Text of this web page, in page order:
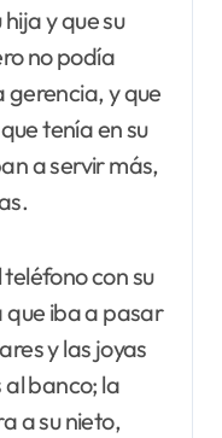
y que su
no podía
y que
tenía en su
a servir más,
con su
que iba a pasar
y las joyas
banco; la
a su nieto,